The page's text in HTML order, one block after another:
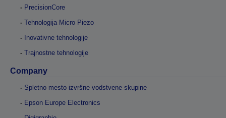
PrecisionCore
Tehnologija Micro Piezo
Inovativne tehnologije
Trajnostne tehnologije
Company
Spletno mesto izvršne vodstvene skupine
Epson Europe Electronics